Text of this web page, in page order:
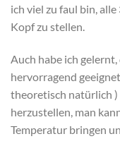
ich viel zu faul bin,
Kopf zu stellen.
Auch habe ich
hervorragend
theoretisch natürlich
herzustellen, man
Temperatur bringen